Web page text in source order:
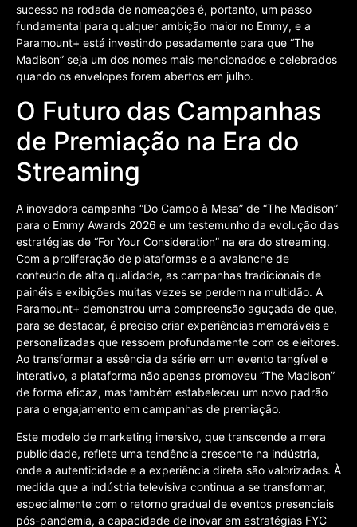
sucesso na rodada de nomeações é, portanto, um passo
fundamental para qualquer ambição maior no Emmy, e a
Paramount+ está investindo pesadamente para que “The
Madison” seja um dos nomes mais mencionados e celebrados
quando os envelopes forem abertos em julho.
O Futuro das Campanhas
de Premiação na Era do
Streaming
A inovadora campanha “Do Campo à Mesa” de “The Madison”
para o Emmy Awards 2026 é um testemunho da evolução das
estratégias de “For Your Consideration” na era do streaming.
Com a proliferação de plataformas e a avalanche de
conteúdo de alta qualidade, as campanhas tradicionais de
painéis e exibições muitas vezes se perdem na multidão. A
Paramount+ demonstrou uma compreensão aguçada de que,
para se destacar, é preciso criar experiências memoráveis e
personalizadas que ressoem profundamente com os eleitores.
Ao transformar a essência da série em um evento tangível e
interativo, a plataforma não apenas promoveu “The Madison”
de forma eficaz, mas também estabeleceu um novo padrão
para o engajamento em campanhas de premiação.
Este modelo de marketing imersivo, que transcende a mera
publicidade, reflete uma tendência crescente na indústria,
onde a autenticidade e a experiência direta são valorizadas. À
medida que a indústria televisiva continua a se transformar,
especialmente com o retorno gradual de eventos presenciais
pós-pandemia, a capacidade de inovar em estratégias FYC